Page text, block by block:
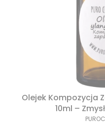
Olejek Kompozycja
10ml –